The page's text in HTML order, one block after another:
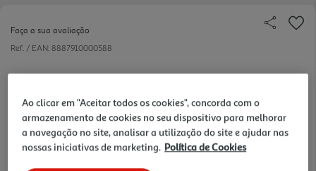
Faça a sua avaliação
Ref. / EAN: 8887910000588
109,99 €
Ao clicar em "Aceitar todos os cookies", concorda com o
armazenamento de cookies no seu dispositivo para melhorar
a navegação no site, analisar a utilização do site e ajudar nas
nossas iniciativas de marketing. Política de Cookies